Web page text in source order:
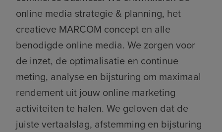
online media strategie & planning, het
creatieve MARCOM concept en alle
benodigde online media. We zorgen voor
de inzet, de optimalisatie en continue
meting, analyse en bijsturing om maximaal
rendement uit jouw online marketing
activiteiten te halen. We geloven dat de
juiste vertaalslag, afstemming en bijsturing